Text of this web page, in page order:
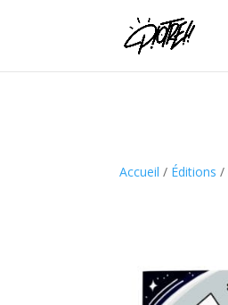
Accueil / Éditions /